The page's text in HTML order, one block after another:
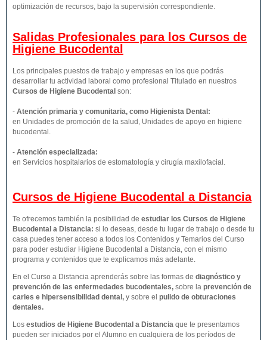
optimización de recursos, bajo la supervisión correspondiente.
Salidas Profesionales para los Cursos de
Higiene Bucodental
Los principales puestos de trabajo y empresas en los que podrás
desarrollar tu actividad laboral como profesional Titulado en nuestros
Cursos de Higiene Bucodental son:
- Atención primaria y comunitaria, como Higienista Dental:
en Unidades de promoción de la salud, Unidades de apoyo en higiene
bucodental.
- Atención especializada:
en Servicios hospitalarios de estomatología y cirugía maxilofacial.
Cursos de Higiene Bucodental a Distancia
Te ofrecemos también la posibilidad de estudiar los Cursos de Higiene
Bucodental a Distancia: si lo deseas, desde tu lugar de trabajo o desde tu
casa puedes tener acceso a todos los Contenidos y Temarios del Curso
para poder estudiar Higiene Bucodental a Distancia, con el mismo
programa y contenidos que te explicamos más adelante.
En el Curso a Distancia aprenderás sobre las formas de diagnóstico y
prevención de las enfermedades bucodentales, sobre la prevención de
caries e hipersensibilidad dental, y sobre el pulido de obturaciones
dentales.
Los estudios de Higiene Bucodental a Distancia que te presentamos
pueden ser iniciados por el Alumno en cualquiera de los períodos de